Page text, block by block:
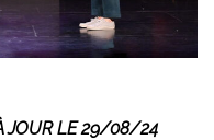
JOUR LE29/08/24